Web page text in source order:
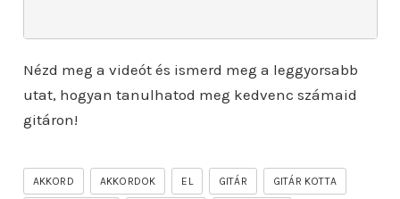
Nézd meg a videót és ismerd meg a leggyorsabb
utat, hogyan tanulhatod meg kedvenc számaid
gitáron!
AKKORD AKKORDOK EL GITÁR GITÁR KOTTA